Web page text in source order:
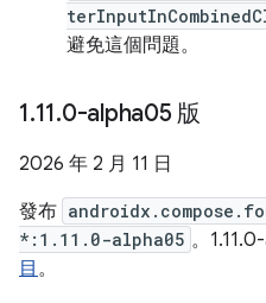
避免這個問題。
1.11.0-alpha05 版
2026 年 2 月 11 日
發布
*:1.11.0-alpha05 。
目 。